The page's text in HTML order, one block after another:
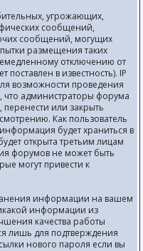
угрожающих,
сообщений,
сообщений, могущих
размещения таких
отключению от
в известность). IP
возможности проведения
что администраторы форума
перенести или закрыть
Как пользователь
будет храниться в
открыта третьим лицам
форумов не может быть
могут привести к
информации на вашем
информации из
качества работы
лишь для подтверждения
нового пароля если вы